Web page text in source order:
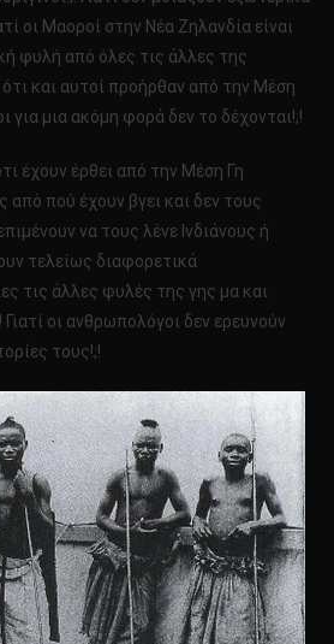
οι Μαοροί στην Νέα Ζηλανδία είναι
φυλή από όλες τις άλλες της
ότι και αυτοί προήρθαν από την Μέση
για μια ακόμη φορά δεν το δέχονται!;!
έχουν έρθει από την Μέση Γη
από πού έχουν βγει και δεν τους
να τους λένε Ινδιάνους ή
τελείως διαφορετικά
τις άλλες φυλές της γης μα και
οι ανθρωπολόγοι δεν ερευνούν
τους!;!